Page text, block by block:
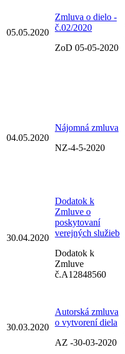
05.05.2020
Zmluva o dielo -
č.02/2020
ZoD 05-05-2020
04.05.2020
Nájomná zmluva
NZ-4-5-2020
30.04.2020
Dodatok k
Zmluve o
poskytovaní
verejných služieb
Dodatok k
Zmluve
č.A12848560
30.03.2020
Autorská zmluva
o vytvorení diela
AZ -30-03-2020